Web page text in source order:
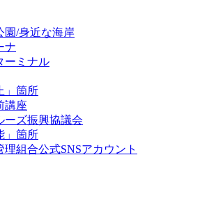
園/身近な海岸
ナ
ーミナル
」箇所
講座
ーズ振興協議会
」箇所
理組合公式SNSアカウント